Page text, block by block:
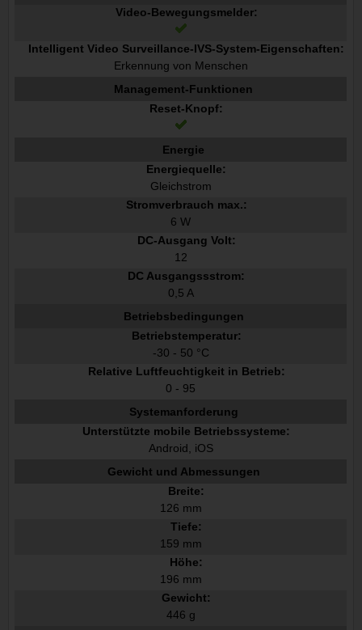
Video-Bewegungsmelder:
Intelligent Video Surveillance-IVS-System-Eigenschaften:
Erkennung von Menschen
Management-Funktionen
Reset-Knopf:
Energie
Energiequelle:
Gleichstrom
Stromverbrauch max.:
6 W
DC-Ausgang Volt:
12
DC Ausgangssstrom:
0,5 A
Betriebsbedingungen
Betriebstemperatur:
-30 - 50 °C
Relative Luftfeuchtigkeit in Betrieb:
0 - 95
Systemanforderung
Unterstützte mobile Betriebssysteme:
Android, iOS
Gewicht und Abmessungen
Breite:
126 mm
Tiefe:
159 mm
Höhe:
196 mm
Gewicht:
446 g